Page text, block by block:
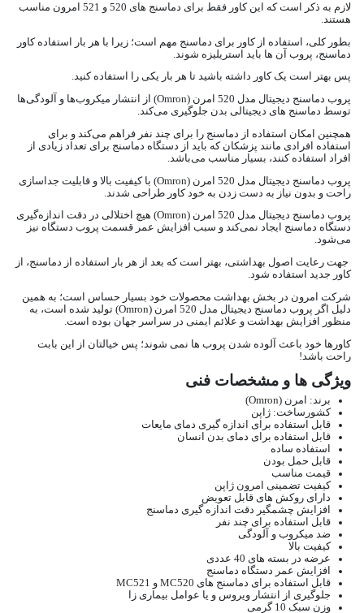
‏لازم به ذکر است که این کاور فقط برای دماسنج های 520 و 521 امرون مناسب
هستند.
بطور کلی، استفاده از ‏کاور برای دماسنج مهم است؛ زیرا با هر بار استفاده کاور
دماسنج، پروب آن ها باید استریلیزه شوند.
پس بهتر ‏است یک کاور داشته باشید تا هر بار یکی را استفاده کنید.‏
پروب دماسنج دیجیتال مدل 520 امرن (Omron) از انتشار میکروب‌ها و آلودگی‌ها
توسط دماسنج‌ های دیجیتالی بدن جلوگیری می‌کند.
همچنین امکان استفاده از دماسنج را برای چند نفر فراهم می‌کند و برای
استفاده افرادی مانند پزشکان که باید از دستگاه دماسنج برای تعداد زیادی از
افراد استفاده کنند، بسیار مناسب می‌باشد.
پروب دماسنج دیجیتال مدل 520 امرن (Omron) با کیفیت بالا و قابلیت جداسازی
راحت و بدون نیاز به دست زدن به خود کاور طراحی شدند.
پروب دماسنج دیجیتال مدل 520 امرن (Omron) هیچ اختلالی در دقت اندازه‌گیری
دستگاه دماسنج ایجاد نمی‌کند و سبب افزایش عمر قسمت پروب دستگاه نیز
می‌شود.
جهت رعایت اصول بهداشتی، بهتر است که بعد از هر بار استفاده از دماسنج، از
کاور جدید استفاده شود.
شرکت امرون در بخش بهداشت محصولات خود بسیار حساس است؛ به همین
دلیل اگر پروب دماسنج دیجیتال مدل 520 امرن (Omron)‏ تولید شده است، به
منظور افزایش بهداشت و علائم ایمنی در سراسر جهان بوده است.
کاورها خود ‏باعث آلوده شدن پروب ها نمی شوند؛ پس خیالتان از این بابت
راحت باشد!
ویژگی ها و مشخصات فنی
برند: امرن (Omron)
کشورساخت: ژاپن
قابل استفاده برای اندازه گیری دمای مایعات
قابل استفاده برای دمای بدن انسان
استفاده ساده
قابل حمل بودن
قیمت مناسب
کیفیت تضمینی امرون ژاپن
دارای روکش های قابل تعویض
افزایش چشمگیر دقت اندازه گیری دماسنج
قابل استفاده برای چند نفر
ضد میکروب و آلودگی
کیفیت بالا
عرضه در بسته های 40 عددی
افزایش عمر دستگاه دماسنج
قابل استفاده برای دماسنج های ‏MC520‎‏ و ‏MC521‎
جلوگیری از انتشار ویروس و یا عوامل بیماری زا
وزن سبک 10 گرمی